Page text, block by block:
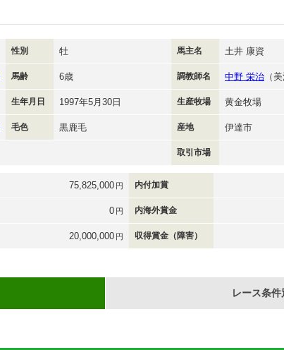
性別 牡 馬主名 土井 康資
馬齢 6歳 調教師名 中野 栄治 （
生年月日 1997年5月30日 生産牧場 黄金牧場
毛色 黒鹿毛 産地 伊達市
取引市場
75,825,000 円 内付加賞
0 円 内海外賞金
20,000,000 円 収得賞金（障害）
レース条件